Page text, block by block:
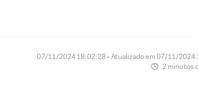
07/11/2024 18:02:28 • Atualizado em 07/11/2024
2 minutos